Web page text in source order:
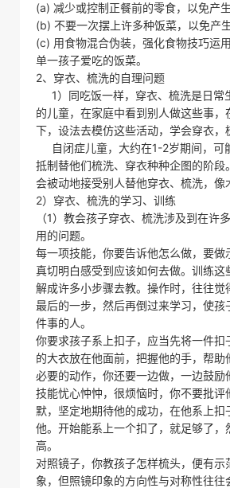
(a) 减少或控制正餐前的零食，以免产
(b) 不要一次摆上许多种饭菜，以免产
(c) 用食物混合伪装，强化食物技巧运
单一孩子爱吃的饭菜。
2、穿衣、梳洗的自理问题
1）同吃饭一样，穿衣、梳洗是日常
的儿童，在家庭中看到别人做这些事，
下，设法去模仿这些活动，学会穿衣，
自闭症儿童，大约在1-2岁期间，可
抵制替他们梳洗、穿衣种种企图的阶段
会被动地接受别人替他穿衣、梳洗，像
2）穿衣、梳洗的学习、训练
（1）教会孩子穿衣、梳洗涉及到在许
用的问题。
每一项技能，你要告诉他怎么做，要做
真切明白感受到应该如何去做。训练这
解成许多小步骤去教。操作时，往往觉
最后的一步，然后再倒过来学习，使孩
件事的人。
你要求孩子系上扣子，应当先将一件扣
的大衣放在他面前，把握他的手，帮助
必要的动作，你还要一边做，一边鼓励
技能忧心忡忡，很烦恼时，你不要批评
默，坚定地期待他的成功，在他系上扣
他。开始能系上一个扣了，就足够了，
高。
对照镜子，你教孩子怎样梳头，便有示
象，但照镜印象的方向性与对称性往往